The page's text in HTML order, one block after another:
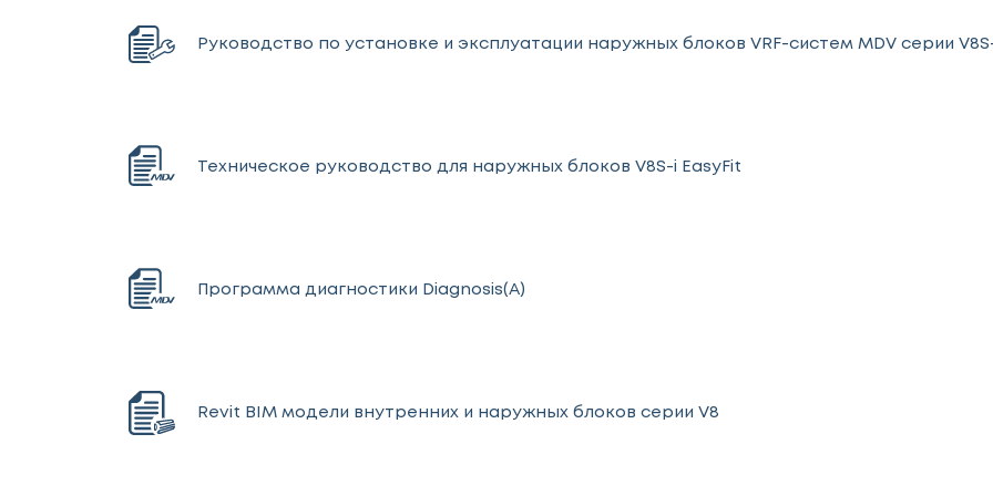
Руководство по установке и эксплуатации наружных блоков VRF-систем MDV серии
Техническое руководство для наружных блоков V8S-i EasyFit
Программа диагностики Diagnosis(A)
Revit BIM модели внутренних и наружных блоков серии V8